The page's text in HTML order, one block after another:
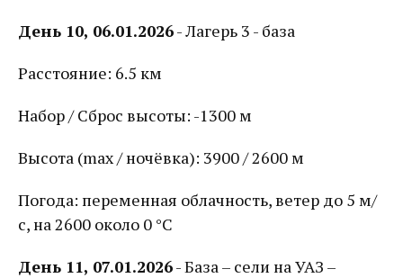
День 10, 06.01.2026- Лагерь 3 - база
Расстояние: 6.5 км
Набор / Сброс высоты: -1300 м
Высота (max / ночёвка): 3900 / 2600 м
Погода: переменная облачность, ветер до 5 м/
с, на 2600 около 0 °С
День 11, 07.01.2026- База – сели на УАЗ –